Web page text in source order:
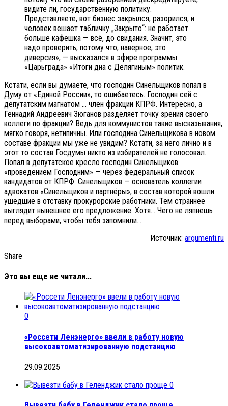
видите ли, государственную политику.
Представляете, вот бизнес закрылся, разорился, и
человек вешает табличку „Закрыто“: не работает
больше кафешка — всё, до свидания. Значит, это
надо проверить, потому что, наверное, это
диверсия», — высказался в эфире программы
«Царьграда» «Итоги дна с Делягиным» политик.
Кстати, если вы думаете, что господин Синельщиков попал в
Думу от «Единой России», то ошибаетесь. Господин сей с
депутатским магнатом … член фракции КПРФ. Интересно, а
Геннадий Андреевич Зюганов разделяет точку зрения своего
коллеги по фракции? Ведь для коммунистов такие высказывания,
мягко говоря, нетипичны. Или господина Синельщикова в новом
составе фракции мы уже не увидим? Кстати, за него лично и в
этот то состав Госдумы никто из избирателей не голосовал.
Попал в депутатское кресло господин Синельщиков
«проведением Господним» — через федеральный список
кандидатов от КПРФ. Синельщиков — основатель коллегии
адвокатов «Синельщиков и партнёры», в состав которой вошли
ушедшие в отставку прокурорские работники. Тем страннее
выглядит нынешнее его предложение. Хотя… Чего не ляпнешь
перед выборами, чтобы тебя запомнили…
Источник: argumenti.ru
Share
Это вы еще не читали...
0
«Россети Ленэнерго» ввели в работу новую
высокоавтоматизированную подстанцию
29.09.2025
0